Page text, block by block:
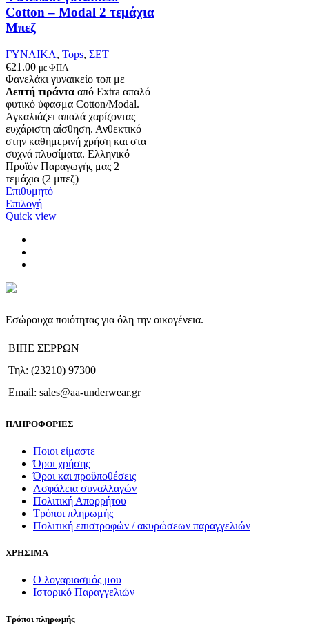
του
προϊόντος
Cotton – Modal 2 τεμάχια
Μπεζ
ΓΥΝΑΙΚΑ, Tops, ΣΕΤ
€21.00 με ΦΠΑ
Φανελάκι γυναικείο τοπ με
Λεπτή τιράντα από Extra απαλό
φυτικό ύφασμα Cotton/Modal.
Αγκαλιάζει απαλά χαρίζοντας
ευχάριστη αίσθηση. Ανθεκτικό
στην καθημερινή χρήση και στα
συχνά πλυσίματα. Ελληνικό
Προϊόν Παραγωγής μας 2
τεμάχια (2 μπεζ)
Επιθυμητό
ΕπιλογήΑυτό
το
επιλεγούν
σελίδα
του
προϊόντος
Quick view
Εσώρουχα ποιότητας για όλη την οικογένεια.
ΒΙΠΕ ΣΕΡΡΩΝ
Τηλ: (23210) 97300
Email: sales@aa-underwear.gr
ΠΛΗΡΟΦΟΡΙΕΣ
Ποιοι είμαστε
Όροι χρήσης
Όροι και προϋποθέσεις
Ασφάλεια συναλλαγών
Πολιτική Απορρήτου
Τρόποι πληρωμής
Πολιτική επιστροφών / ακυρώσεων παραγγελιών
ΧΡΗΣΙΜΑ
Ο λογαριασμός μου
Ιστορικό Παραγγελιών
Τρόποι πληρωμής